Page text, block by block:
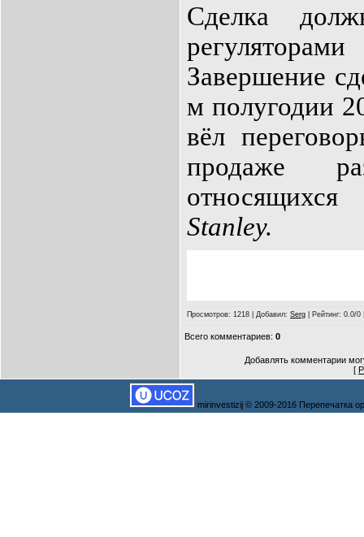
Сделка
Завершение
м полугодии
вёл
продаже
Stanley.
Просмотров: 1218 | Добавил: Serg Рейтинг: 0.0/0
Всего комментариев: 0
Добавлять комментарии
[
mirinvestizij © 2009-2016 Перепечатка